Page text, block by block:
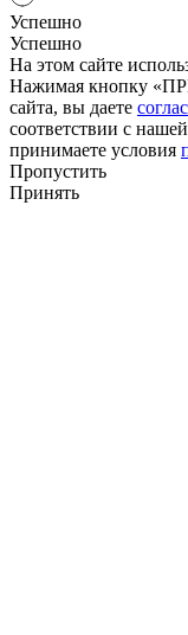
Успешно
Успешно
На этом сайте
Нажимая кнопку
сайта, вы даете
соответствии с нашей
принимаете условия
Пропустить
Принять